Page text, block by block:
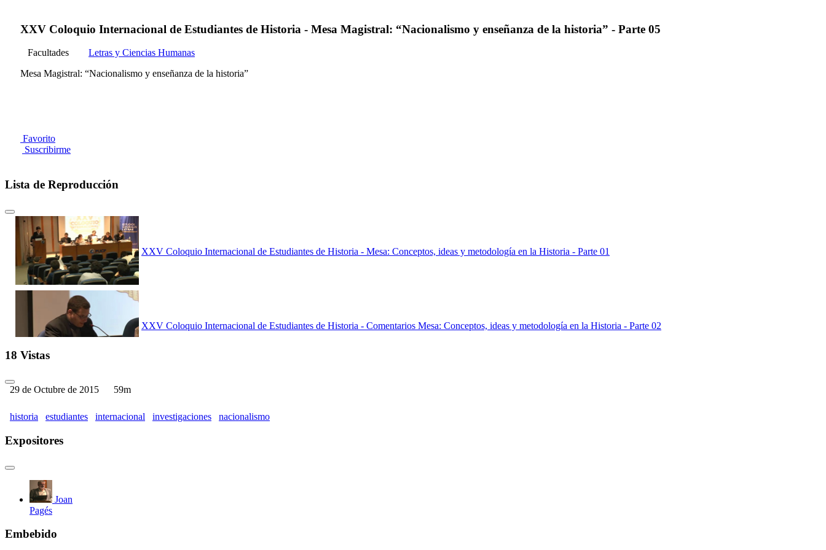
XXV Coloquio Internacional de Estudiantes de Historia - Mesa Magistral: “Nacionalismo y enseñanza de la historia” - Parte 05
Facultades
Letras y Ciencias Humanas
Mesa Magistral: “Nacionalismo y enseñanza de la historia”
Favorito
Suscribirme
Lista de Reproducción
XXV Coloquio Internacional de Estudiantes de Historia - Mesa: Conceptos, ideas y metodología en la Historia - Parte 01
XXV Coloquio Internacional de Estudiantes de Historia - Comentarios Mesa: Conceptos, ideas y metodología en la Historia - Parte 02
18 Vistas
29 de Octubre de 2015 59m
historia estudiantes internacional investigaciones nacionalismo
Expositores
Joan
Pagés
Embebido